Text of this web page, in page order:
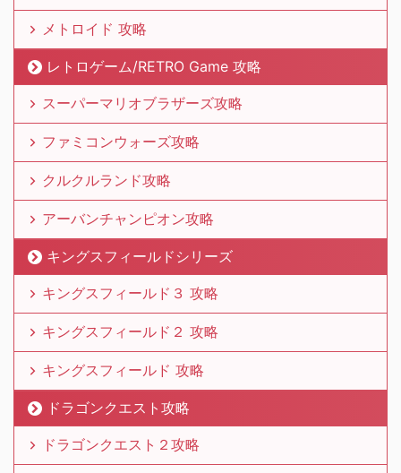
メトロイド 攻略
レトロゲーム/RETRO Game 攻略
スーパーマリオブラザーズ攻略
ファミコンウォーズ攻略
クルクルランド攻略
アーバンチャンピオン攻略
キングスフィールドシリーズ
キングスフィールド３ 攻略
キングスフィールド２ 攻略
キングスフィールド 攻略
ドラゴンクエスト攻略
ドラゴンクエスト２攻略